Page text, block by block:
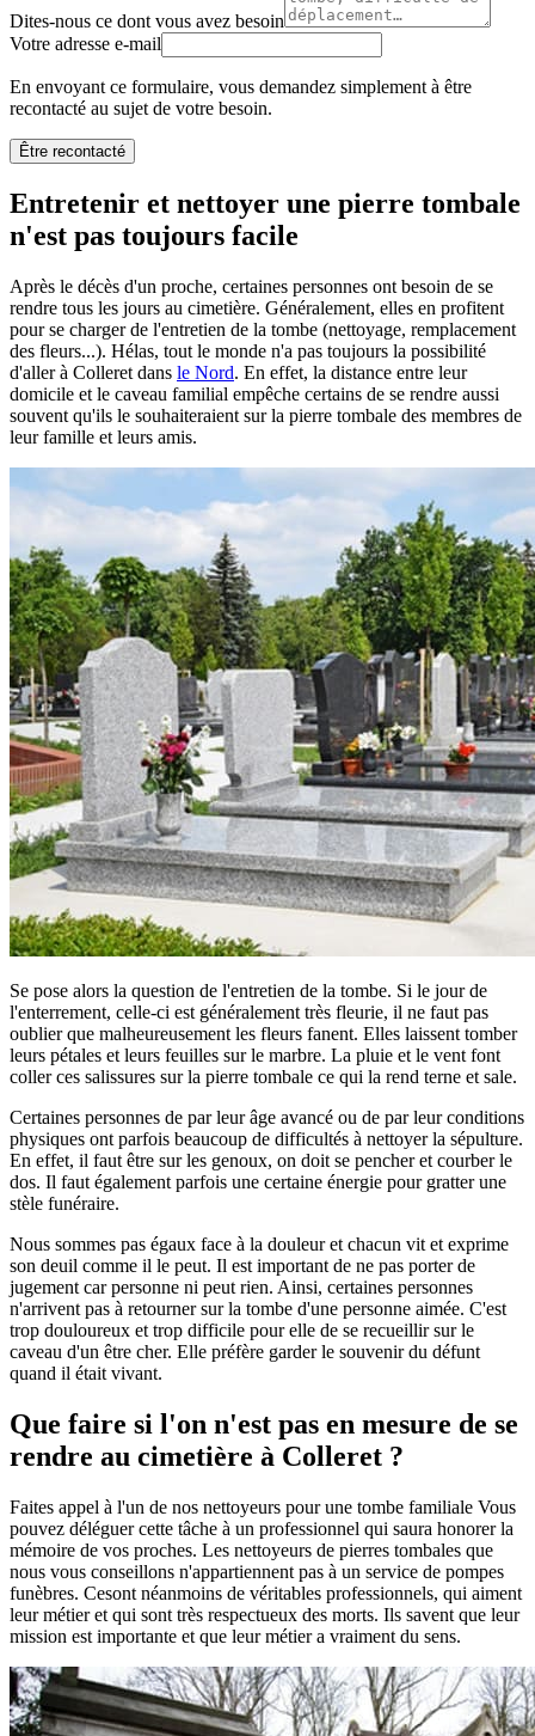
Dites-nous ce dont vous avez besoin
Votre adresse e-mail
En envoyant ce formulaire, vous demandez simplement à être
recontacté au sujet de votre besoin.
Être recontacté
Entretenir et nettoyer une pierre tombale
n'est pas toujours facile
Après le décès d'un proche, certaines personnes ont besoin de se
rendre tous les jours au cimetière. Généralement, elles en profitent
pour se charger de l'entretien de la tombe (nettoyage, remplacement
des fleurs...). Hélas, tout le monde n'a pas toujours la possibilité
d'aller à Colleret dans le Nord. En effet, la distance entre leur
domicile et le caveau familial empêche certains de se rendre aussi
souvent qu'ils le souhaiteraient sur la pierre tombale des membres de
leur famille et leurs amis.
Se pose alors la question de l'entretien de la tombe. Si le jour de
l'enterrement, celle-ci est généralement très fleurie, il ne faut pas
oublier que malheureusement les fleurs fanent. Elles laissent tomber
leurs pétales et leurs feuilles sur le marbre. La pluie et le vent font
coller ces salissures sur la pierre tombale ce qui la rend terne et sale.
Certaines personnes de par leur âge avancé ou de par leur conditions
physiques ont parfois beaucoup de difficultés à nettoyer la sépulture.
En effet, il faut être sur les genoux, on doit se pencher et courber le
dos. Il faut également parfois une certaine énergie pour gratter une
stèle funéraire.
Nous sommes pas égaux face à la douleur et chacun vit et exprime
son deuil comme il le peut. Il est important de ne pas porter de
jugement car personne ni peut rien. Ainsi, certaines personnes
n'arrivent pas à retourner sur la tombe d'une personne aimée. C'est
trop douloureux et trop difficile pour elle de se recueillir sur le
caveau d'un être cher. Elle préfère garder le souvenir du défunt
quand il était vivant.
Que faire si l'on n'est pas en mesure de se
rendre au cimetière à Colleret ?
Faites appel à l'un de nos nettoyeurs pour une tombe familiale Vous
pouvez déléguer cette tâche à un professionnel qui saura honorer la
mémoire de vos proches. Les nettoyeurs de pierres tombales que
nous vous conseillons n'appartiennent pas à un service de pompes
funèbres. Cesont néanmoins de véritables professionnels, qui aiment
leur métier et qui sont très respectueux des morts. Ils savent que leur
mission est importante et que leur métier a vraiment du sens.